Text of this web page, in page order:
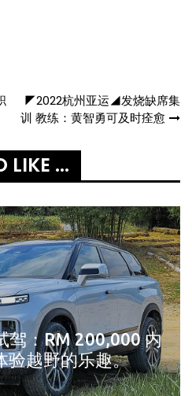
◤2022杭州亚运◢发烧缺席集
训 教练：黄智勇可及时痊愈
LIKE ...
驾：RM 200,000 内
验越野的乐趣。